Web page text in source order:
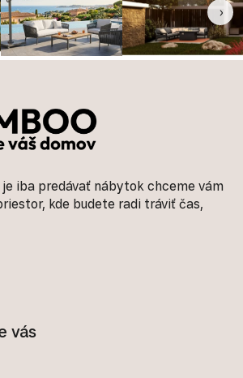
›
iba predávať nábytok chceme vám
kde budete radi tráviť čas,
vás